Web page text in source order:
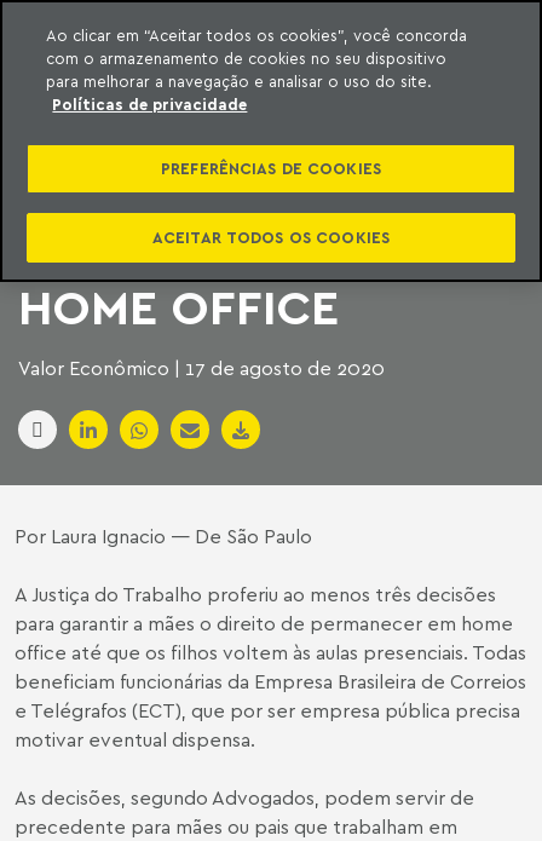
o conteúdo
Machado Meyer
JUSTIÇA GARANTE A
MÃES O DIREITO DE
PERMANECER EM
HOME OFFICE
Valor Econômico | 17 de agosto de 2020
Por Laura Ignacio — De São Paulo
A Justiça do Trabalho proferiu ao menos três decisões
para garantir a mães o direito de permanecer em home
office até que os filhos voltem às aulas presenciais. Todas
beneficiam funcionárias da Empresa Brasileira de Correios
e Telégrafos (ECT), que por ser empresa pública precisa
motivar eventual dispensa.
As decisões, segundo Advogados, podem servir de
precedente para mães ou pais que trabalham em
Ao clicar em “Aceitar todos os cookies”, você concorda
com o armazenamento de cookies no seu dispositivo
para melhorar a navegação e analisar o uso do site.
Políticas de privacidade
PREFERÊNCIAS DE COOKIES
ACEITAR TODOS OS COOKIES